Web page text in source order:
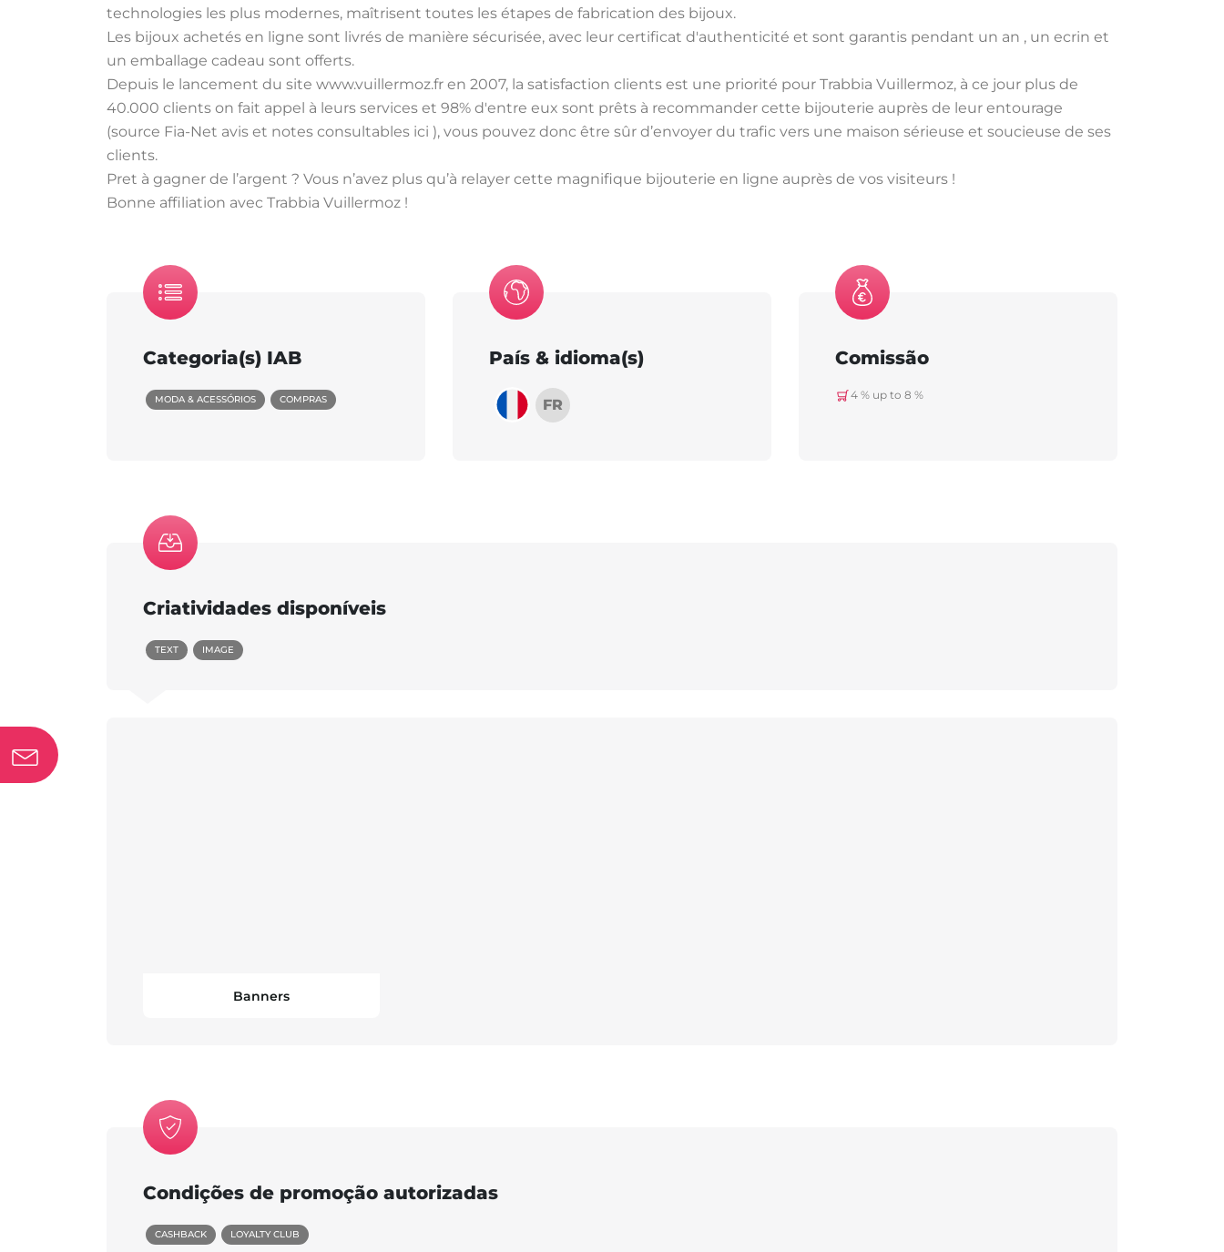
technologies les plus modernes, maîtrisent toutes les étapes de fabrication des bijoux.
Les bijoux achetés en ligne sont livrés de manière sécurisée, avec leur certificat d'authenticité et sont garantis pendant un an , un ecrin et
un emballage cadeau sont offerts.
Depuis le lancement du site www.vuillermoz.fr en 2007, la satisfaction clients est une priorité pour Trabbia Vuillermoz, à ce jour plus de
40.000 clients on fait appel à leurs services et 98% d'entre eux sont prêts à recommander cette bijouterie auprès de leur entourage
(source Fia-Net avis et notes consultables ici ), vous pouvez donc être sûr d’envoyer du trafic vers une maison sérieuse et soucieuse de ses
clients.
Pret à gagner de l’argent ? Vous n’avez plus qu’à relayer cette magnifique bijouterie en ligne auprès de vos visiteurs !
Bonne affiliation avec Trabbia Vuillermoz !
Categoria(s) IAB
MODA & ACESSÓRIOS COMPRAS
País & idioma(s)
FR
Comissão
4 % up to 8 %
Criatividades disponíveis
TEXT IMAGE
Banners
Condições de promoção autorizadas
CASHBACK LOYALTY CLUB